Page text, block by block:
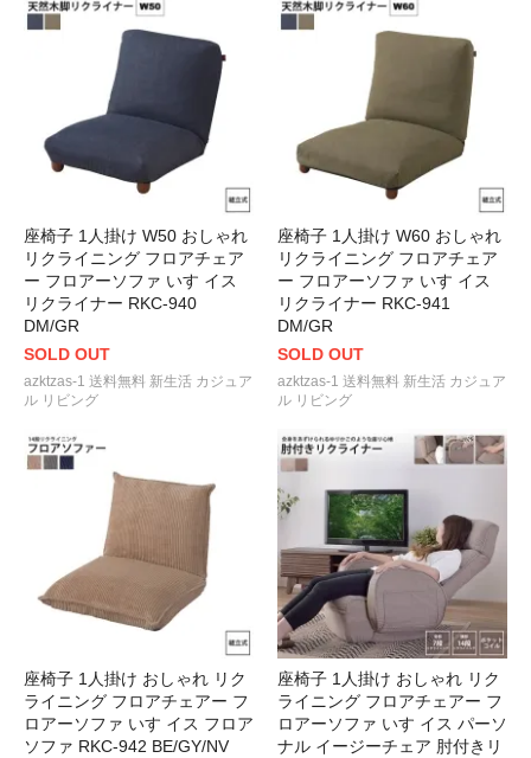
座椅子 1人掛け W50 おしゃれ
リクライニング フロアチェア
ー フロアーソファ いす イス
リクライナー RKC-940
DM/GR
SOLD OUT
azktzas-1 送料無料 新生活 カジュア
ル リビング
座椅子 1人掛け W60 おしゃれ
リクライニング フロアチェア
ー フロアーソファ いす イス
リクライナー RKC-941
DM/GR
SOLD OUT
azktzas-1 送料無料 新生活 カジュア
ル リビング
座椅子 1人掛け おしゃれ リク
ライニング フロアチェアー フ
ロアーソファ いす イス フロア
ソファ RKC-942 BE/GY/NV
座椅子 1人掛け おしゃれ リク
ライニング フロアチェアー フ
ロアーソファ いす イス パーソ
ナル イージーチェア 肘付きリ